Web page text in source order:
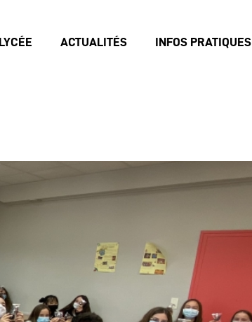
LYCÉE ACTUALITÉS INFOS PRATIQUES